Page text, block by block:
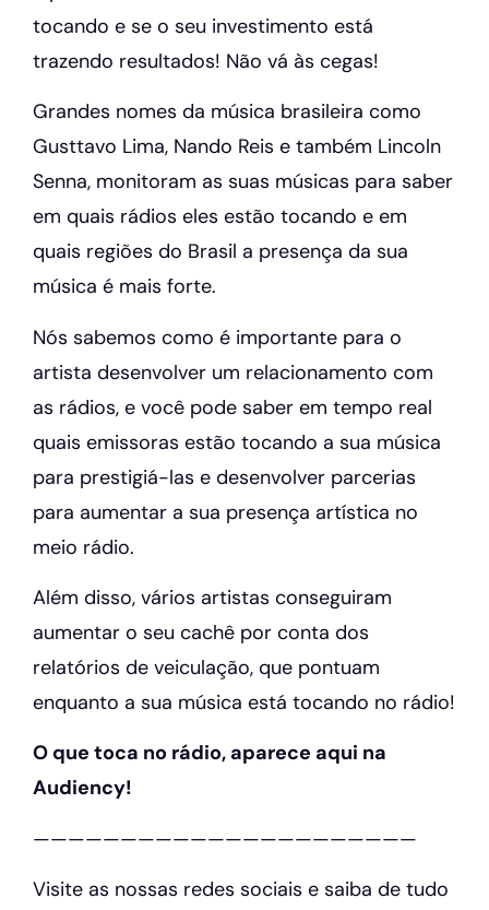
tocando e se o seu investimento está
trazendo resultados! Não vá às cegas!
Grandes nomes da música brasileira como
Gusttavo Lima, Nando Reis e também Lincoln
Senna, monitoram as suas músicas para saber
em quais rádios eles estão tocando e em
quais regiões do Brasil a presença da sua
música é mais forte.
Nós sabemos como é importante para o
artista desenvolver um relacionamento com
as rádios, e você pode saber em tempo real
quais emissoras estão tocando a sua música
para prestigiá-las e desenvolver parcerias
para aumentar a sua presença artística no
meio rádio.
Além disso, vários artistas conseguiram
aumentar o seu cachê por conta dos
relatórios de veiculação, que pontuam
enquanto a sua música está tocando no rádio!
O que toca no rádio, aparece aqui na
Audiency!
——————————————————————
Visite as nossas redes sociais e saiba de tudo